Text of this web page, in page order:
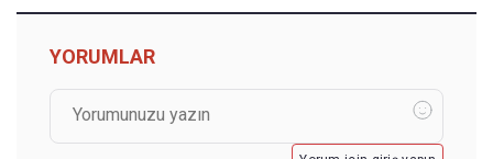
YORUMLAR